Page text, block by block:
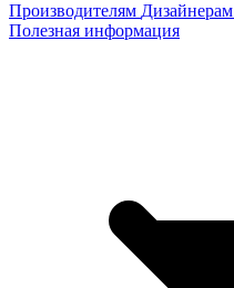
Производителям Дизайнерам
Полезная информация